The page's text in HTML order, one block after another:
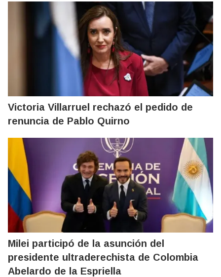
Victoria Villarruel rechazó el pedido de
renuncia de Pablo Quirno
Milei participó de la asunción del
presidente ultraderechista de Colombia
Abelardo de la Espriella